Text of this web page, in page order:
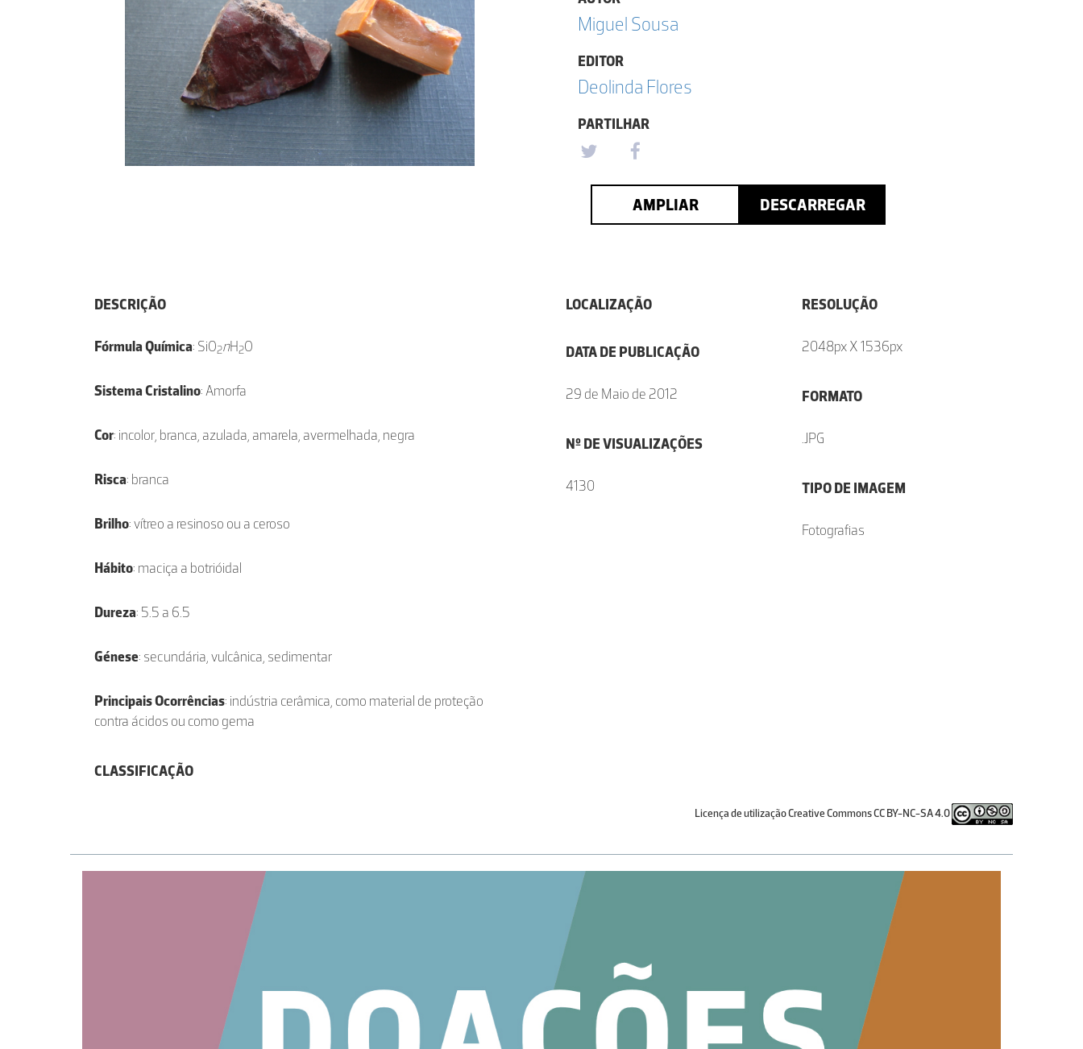
Miguel Sousa
EDITOR
Deolinda Flores
PARTILHAR
AMPLIAR DESCARREGAR
DESCRIÇÃO
Fórmula Química: SiO2nH2O
Sistema Cristalino: Amorfa
Cor: incolor, branca, azulada, amarela, avermelhada, negra
Risca: branca
Brilho: vítreo a resinoso ou a ceroso
Hábito: maciça a botrióidal
Dureza: 5.5 a 6.5
Génese: secundária, vulcânica, sedimentar
Principais Ocorrências: indústria cerâmica, como material de proteção
contra ácidos ou como gema
CLASSIFICAÇÃO
LOCALIZAÇÃO
DATA DE PUBLICAÇÃO
29 de Maio de 2012
Nº DE VISUALIZAÇÕES
4130
RESOLUÇÃO
2048px X 1536px
FORMATO
.JPG
TIPO DE IMAGEM
Fotografias
Licença de utilização Creative Commons CC BY-NC-SA 4.0